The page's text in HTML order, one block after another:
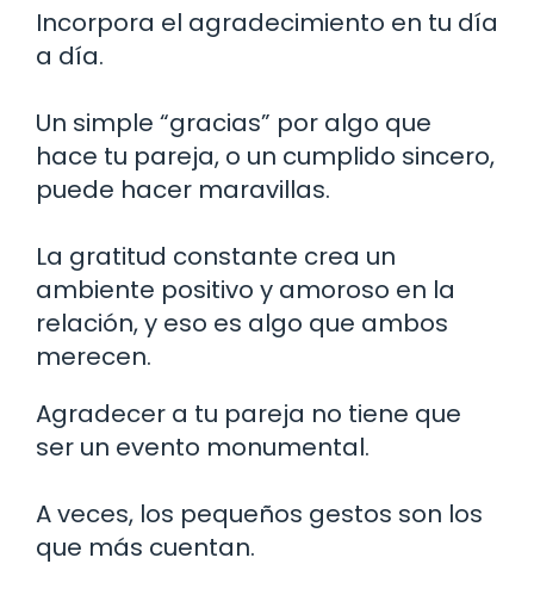
Incorpora el agradecimiento en tu día
a día.
Un simple “gracias” por algo que
hace tu pareja, o un cumplido sincero,
puede hacer maravillas.
La gratitud constante crea un
ambiente positivo y amoroso en la
relación, y eso es algo que ambos
merecen.
Agradecer a tu pareja no tiene que
ser un evento monumental.
A veces, los pequeños gestos son los
que más cuentan.